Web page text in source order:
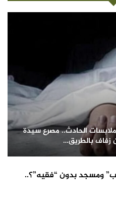
الحادث.. مصرع سيدة
زفاف بالطريق…
ومسجد بدون “فقيه”؟..